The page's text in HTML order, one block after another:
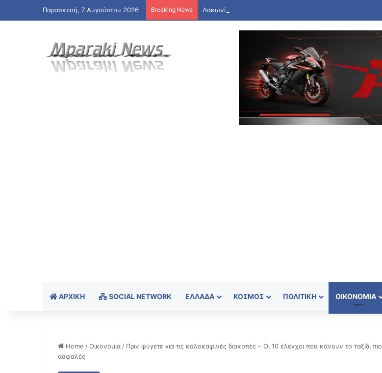
Παρασκευή, 7 Αυγούστου 2026 Breaking News
ΑΡΧΙΚΉ SOCIAL NETWORK ΕΛΛΆΔΑ ΚΌΣΜΟΣ ΠΟΛΙΤΙΚΉ ΟΙΚΟΝΟΜΊΑ
Home /Οικονομία / Πριν φύγετε για τις καλοκαιρινές διακοπές – Οι 10 έλεγχοι που κάνουν το ταξίδι πιο
ασφαλές